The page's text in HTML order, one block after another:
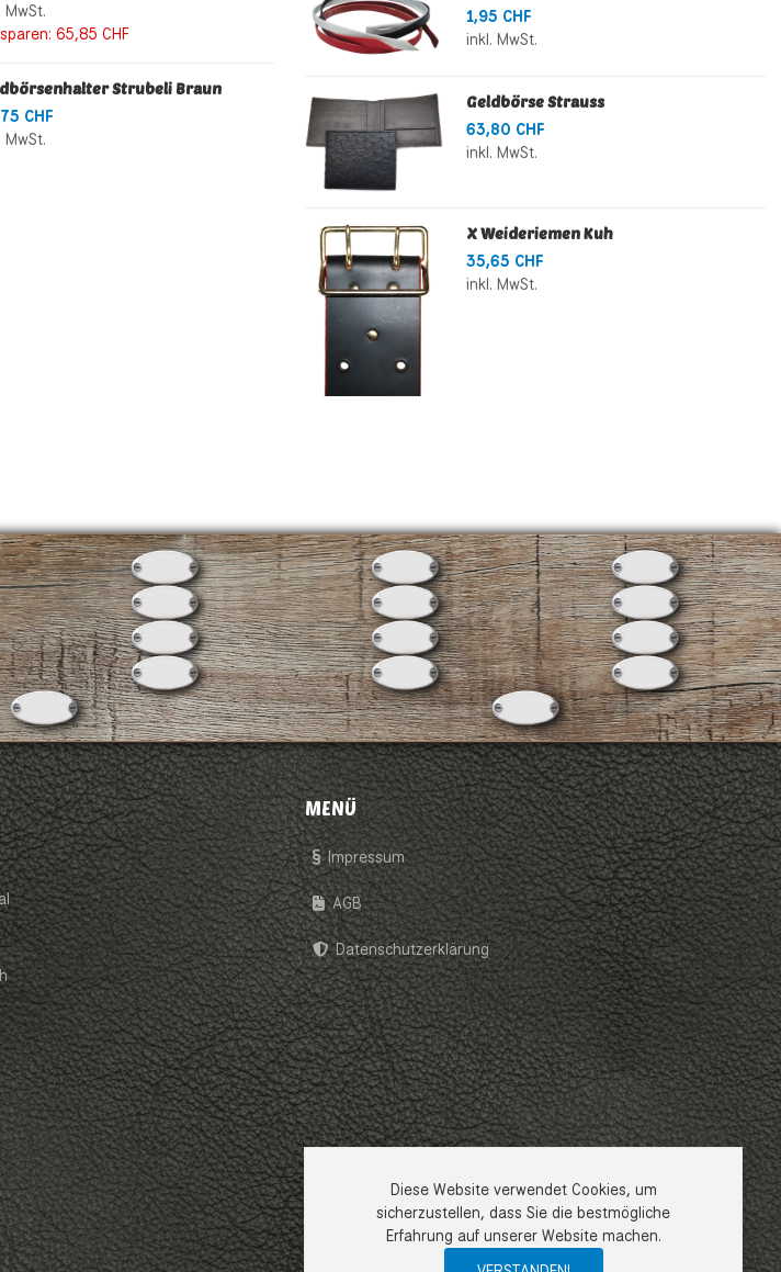
MwSt.
65,85 CHF
Strubeli Braun
CHF
MwSt.
1,95 CHF
inkl. MwSt.
Geldbörse Strauss
63,80 CHF
inkl. MwSt.
X Weideriemen Kuh
35,65 CHF
inkl. MwSt.
MENÜ
Impressum
AGB
Datenschutzerklärung
Diese Website verwendet Cookies, um
sicherzustellen, dass Sie die bestmögliche
Erfahrung auf unserer Website machen.